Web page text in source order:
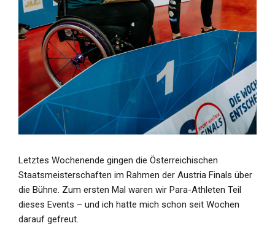
Letztes Wochenende gingen die Österreichischen
Staatsmeisterschaften im Rahmen der Austria Finals über
die Bühne. Zum ersten Mal waren wir Para-Athleten Teil
dieses Events – und ich hatte mich schon seit Wochen
darauf gefreut.